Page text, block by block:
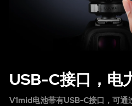
USB-C接口，电
V1mid电池带有USB-C接口，可通